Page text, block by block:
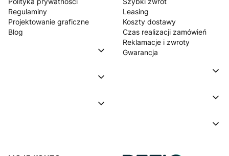
Regulaminy
Projektowanie graficzne
Blog
Leasing
Koszty dostawy
Czas realizacji zamówień
Reklamacje i zwroty
Gwarancja